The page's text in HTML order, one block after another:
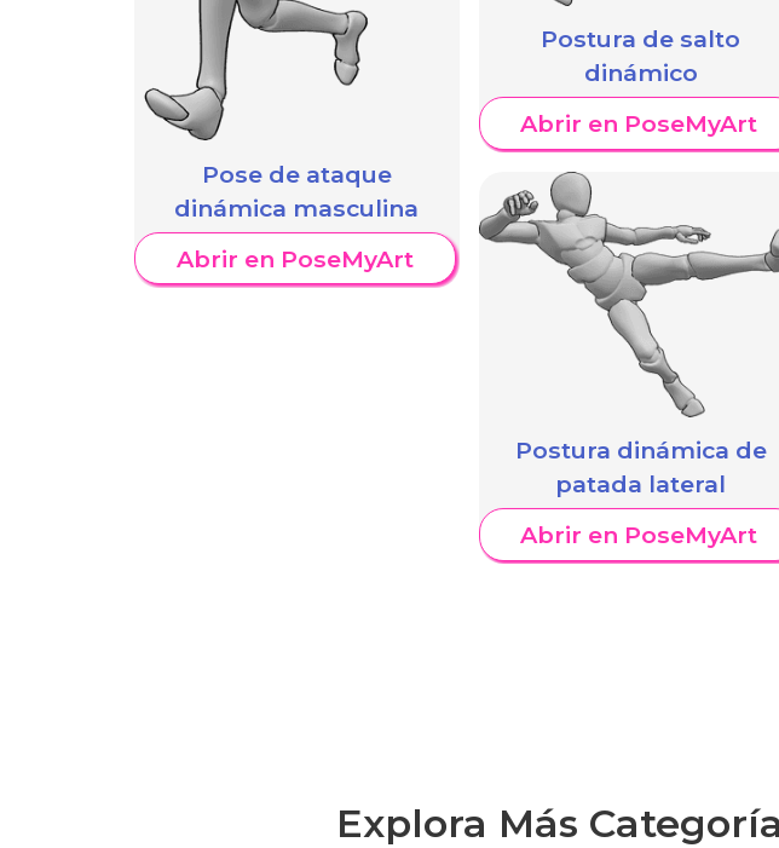
Pose de ataque
dinámica masculina
Abrir en PoseMyArt
Postura de salto
dinámico
Abrir en PoseMyArt
Postura dinámica de
patada lateral
Abrir en PoseMyArt
Explora Más